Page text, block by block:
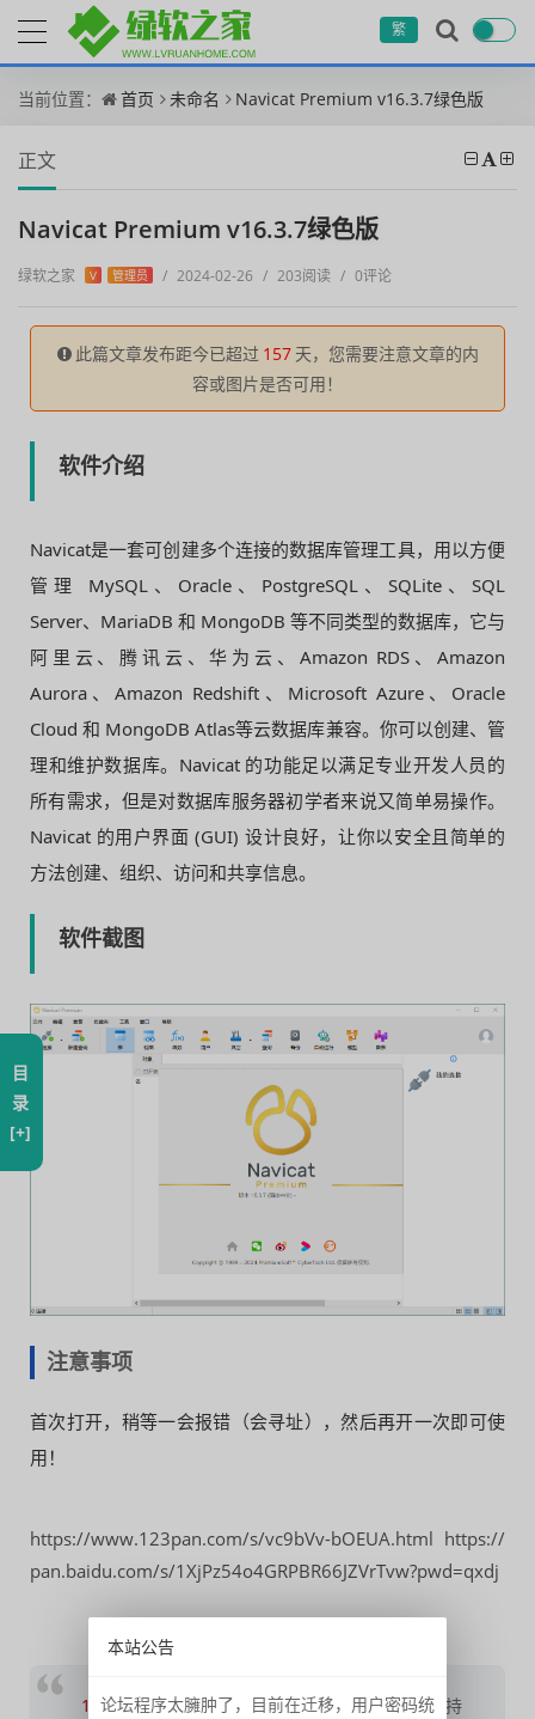
繁
当前位置： 首页 未命名 Navicat Premium v16.3.7绿色版
正文
Navicat Premium v16.3.7绿色版
绿软之家 V 管理员 / 2024-02-26 / 203阅读 / 0评论
此篇文章发布距今已超过 157 天，您需要注意文章的内
容或图片是否可用！
软件介绍
Navicat是一套可创建多个连接的数据库管理工具，用以方便
管理 MySQL、Oracle、PostgreSQL、SQLite、SQL
Server、MariaDB 和 MongoDB 等不同类型的数据库，它与
阿里云、腾讯云、华为云、Amazon RDS、Amazon
Aurora、Amazon Redshift、Microsoft Azure、Oracle
Cloud 和 MongoDB Atlas等云数据库兼容。你可以创建、管
理和维护数据库。Navicat 的功能足以满足专业开发人员的
所有需求，但是对数据库服务器初学者来说又简单易操作。
Navicat 的用户界面 (GUI) 设计良好，让你以安全且简单的
方法创建、组织、访问和共享信息。
软件截图
注意事项
首次打开，稍等一会报错（会寻址），然后再开一次即可使
用！
https://www.123pan.com/s/vc9bVv-bOEUA.html https://
pan.baidu.com/s/1XjPz54o4GRPBR66JZVrTvw?pwd=qxdj
1 如果您喜欢本站， 点击这儿 捐赠本站，感谢支持
目
录
[+]
本站公告
论坛程序太臃肿了，目前在迁移，用户密码统